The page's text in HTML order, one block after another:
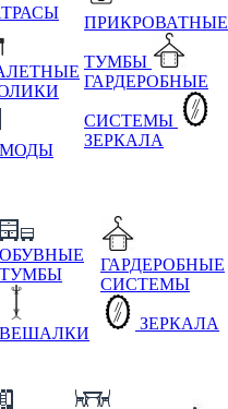
ПРИКРОВАТНЫЕ
ТУМБЫ
ГАРДЕРОБНЫЕ
СИСТЕМЫ
ЗЕРКАЛА
ОБУВНЫЕ
ТУМБЫ
ВЕШАЛКИ
ГАРДЕРОБНЫЕ
СИСТЕМЫ
ЗЕРКАЛА